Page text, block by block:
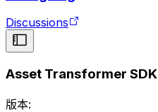
Discussions
Asset Transformer SDK
版本: